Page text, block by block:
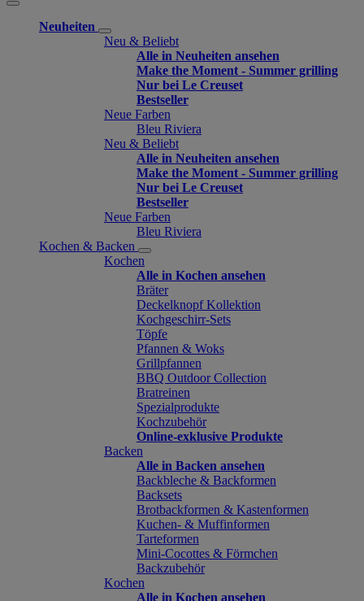
Neuheiten
Neu & Beliebt
Alle in Neuheiten ansehen
Make the Moment - Summer grilling
Nur bei Le Creuset
Bestseller
Neue Farben
Bleu Riviera
Neu & Beliebt
Alle in Neuheiten ansehen
Make the Moment - Summer grilling
Nur bei Le Creuset
Bestseller
Neue Farben
Bleu Riviera
Kochen & Backen
Kochen
Alle in Kochen ansehen
Bräter
Deckelknopf Kollektion
Kochgeschirr-Sets
Töpfe
Pfannen & Woks
Grillpfannen
BBQ Outdoor Collection
Bratreinen
Spezialprodukte
Kochzubehör
Online-exklusive Produkte
Backen
Alle in Backen ansehen
Backbleche & Backformen
Backsets
Brotbackformen & Kastenformen
Kuchen- & Muffinformen
Tarteformen
Mini-Cocottes & Förmchen
Backzubehör
Kochen
Alle in Kochen ansehen